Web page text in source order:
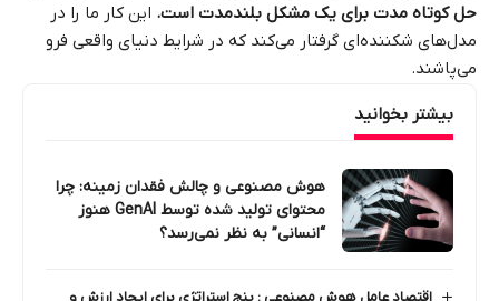
حل کوتاه مدت برای یک مشکل بلندمدت است. این کار ما را در
مدل‌های شکننده‌ای گرفتار می‌کند که در شرایط دنیای واقعی فرو
می‌پاشند.
بیشتر بخوانید
هوش مصنوعی و چالش فقدان زمینه: چرا
محتوای تولید شده توسط GenAI هنوز
“انسانی” به نظر نمی‌رسد؟
اقتصاد عامل هوش مصنوعی : پنج استراتژی برای ایجاد ارزش و